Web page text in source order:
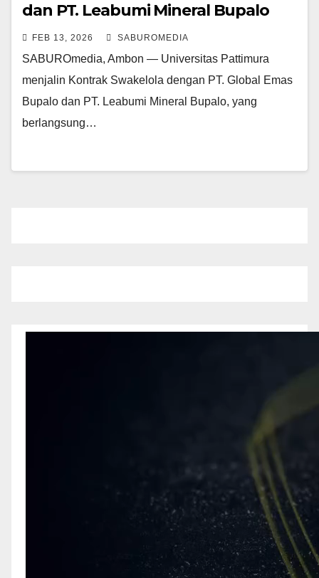
dan PT. Leabumi Mineral Bupalo
FEB 13, 2026 SABUROMEDIA
SABUROmedia, Ambon — Universitas Pattimura
menjalin Kontrak Swakelola dengan PT. Global Emas
Bupalo dan PT. Leabumi Mineral Bupalo, yang
berlangsung…